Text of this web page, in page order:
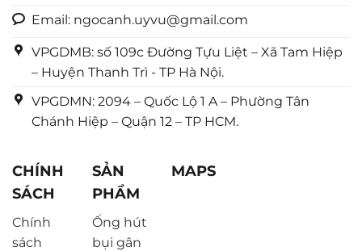
Email: ngocanh.uyvu@gmail.com
VPGDMB: số 109c Đường Tựu Liệt – Xã Tam Hiệp
– Huyện Thanh Trì - TP Hà Nội.
VPGDMN: 2094 – Quốc Lộ 1 A – Phường Tân
Chánh Hiệp – Quận 12 – TP HCM.
CHÍNH
SÁCH
Chính
sách
SẢN
PHẨM
Ống hút
bụi gân
MAPS